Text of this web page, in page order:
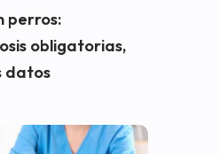
perros:
obligatorias,
datos